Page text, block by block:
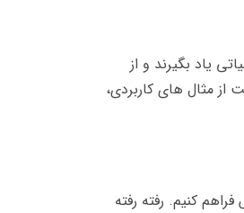
یاد بگیرند و از
از مثال های کاربردی،
کنیم. رفته رفته